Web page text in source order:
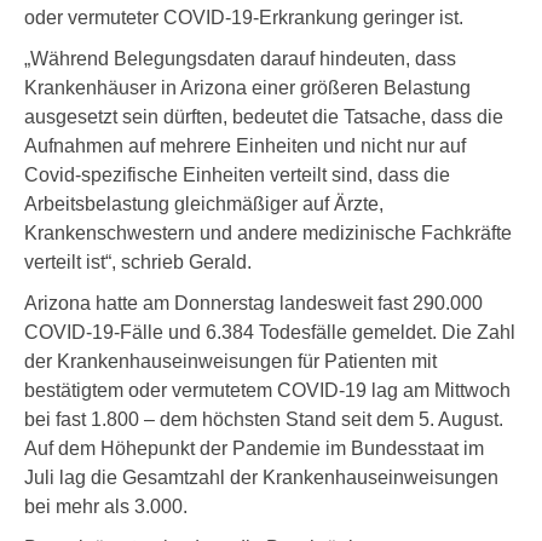
oder vermuteter COVID-19-Erkrankung geringer ist.
„Während Belegungsdaten darauf hindeuten, dass
Krankenhäuser in Arizona einer größeren Belastung
ausgesetzt sein dürften, bedeutet die Tatsache, dass die
Aufnahmen auf mehrere Einheiten und nicht nur auf
Covid-spezifische Einheiten verteilt sind, dass die
Arbeitsbelastung gleichmäßiger auf Ärzte,
Krankenschwestern und andere medizinische Fachkräfte
verteilt ist“, schrieb Gerald.
Arizona hatte am Donnerstag landesweit fast 290.000
COVID-19-Fälle und 6.384 Todesfälle gemeldet. Die Zahl
der Krankenhauseinweisungen für Patienten mit
bestätigtem oder vermutetem COVID-19 lag am Mittwoch
bei fast 1.800 – dem höchsten Stand seit dem 5. August.
Auf dem Höhepunkt der Pandemie im Bundesstaat im
Juli lag die Gesamtzahl der Krankenhauseinweisungen
bei mehr als 3.000.